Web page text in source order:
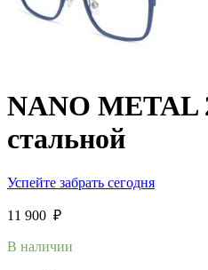
NANO METAL
стальной
Успейте забрать сегодня
11 900 ₽
В наличии